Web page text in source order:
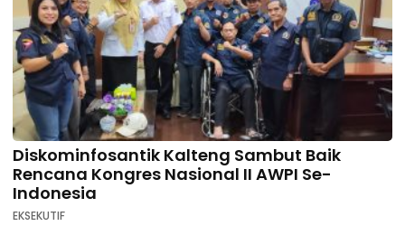
Diskominfosantik Kalteng Sambut Baik
Rencana Kongres Nasional II AWPI Se-
Indonesia
EKSEKUTIF